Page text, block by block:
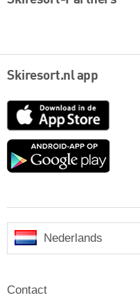
Skiresort.nl app
App
Google
Nederlands
Contact